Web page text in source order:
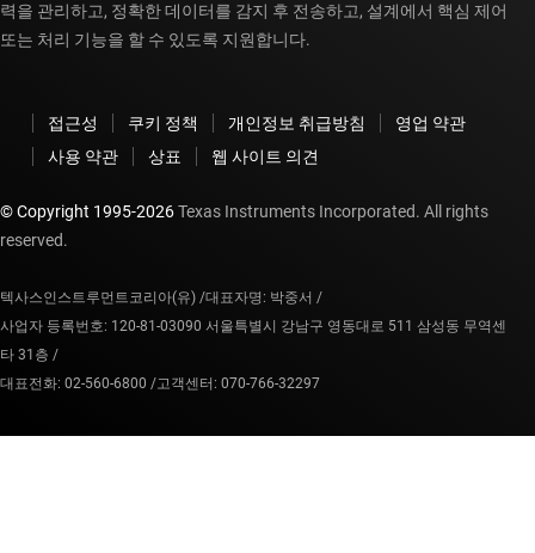
력을 관리하고, 정확한 데이터를 감지 후 전송하고, 설계에서 핵심 제어
또는 처리 기능을 할 수 있도록 지원합니다.
접근성 쿠키 정책 개인정보 취급방침
영업 약관
사용 약관
상표 웹 사이트 의견
© Copyright 1995-2026Texas Instruments Incorporated. All rights
reserved.
텍사스인스트루먼트코리아(유) /대표자명: 박중서 /
사업자 등록번호: 120-81-03090 서울특별시 강남구 영동대로 511 삼성동 무역센
타 31층 /
대표전화: 02-560-6800 /고객센터: 070-766-32297